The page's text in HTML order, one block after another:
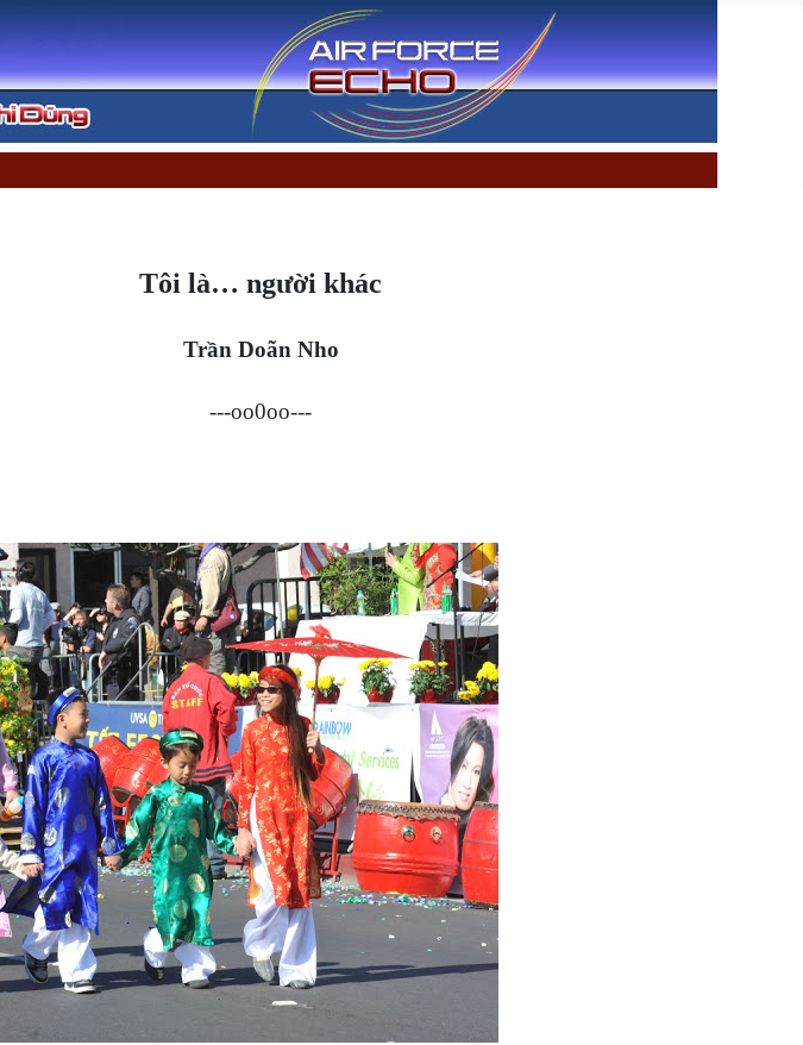
Tôi là… người khác
Trần Doãn Nho
---oo0oo---